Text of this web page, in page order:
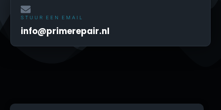
STUUR EEN EMAIL
info@primerepair.nl